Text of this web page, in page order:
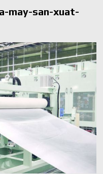
làm riêng luôn ghi điểm
workflow và AI agent
giảm chi phí vận hành
giúp web phản hồi
truyền thống ra sao
may-san-xuat-